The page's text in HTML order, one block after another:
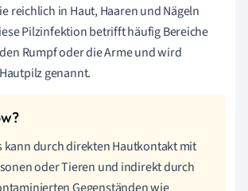
reichlich in Haut, Haaren und Nägeln
Pilzinfektion betrifft häufig Bereiche
Rumpf oder die Arme und wird
genannt.
kann durch direkten Hautkontakt mit
oder Tieren und indirekt durch
Gegenständen wie